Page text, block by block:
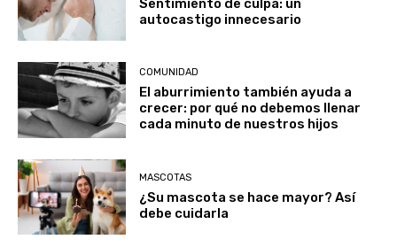
autocastigo innecesario
El aburrimiento también ayuda a
crecer: por qué no debemos llenar
cada minuto de nuestros hijos
debe cuidarla